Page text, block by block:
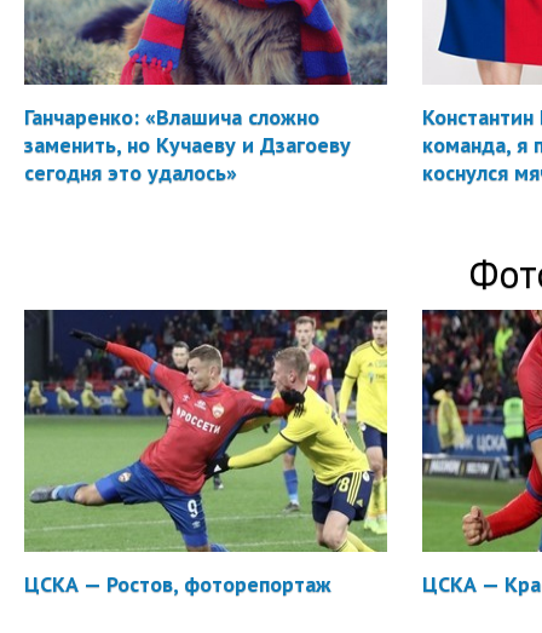
Ганчаренко: «Влашича сложно
заменить, но Кучаеву и Дзагоеву
сегодня это удалось»
Константин
команда, я
коснулся
ЦСКА — Ростов, фоторепортаж ЦСКА —